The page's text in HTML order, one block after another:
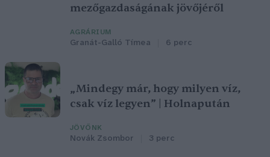
mezőgazdaságának jövőjéről
AGRÁRIUM
Granát-Galló Tímea 6 perc
„Mindegy már, hogy milyen víz,
csak víz legyen” | Holnapután
JÖVŐNK
Novák Zsombor 3 perc